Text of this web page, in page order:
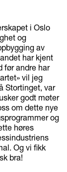
i Oslo
og
av
har kjent
før andre har
vil jeg
Stortinget, var
godt møter
om dette nye
og
høres
Og vi fikk
bra!